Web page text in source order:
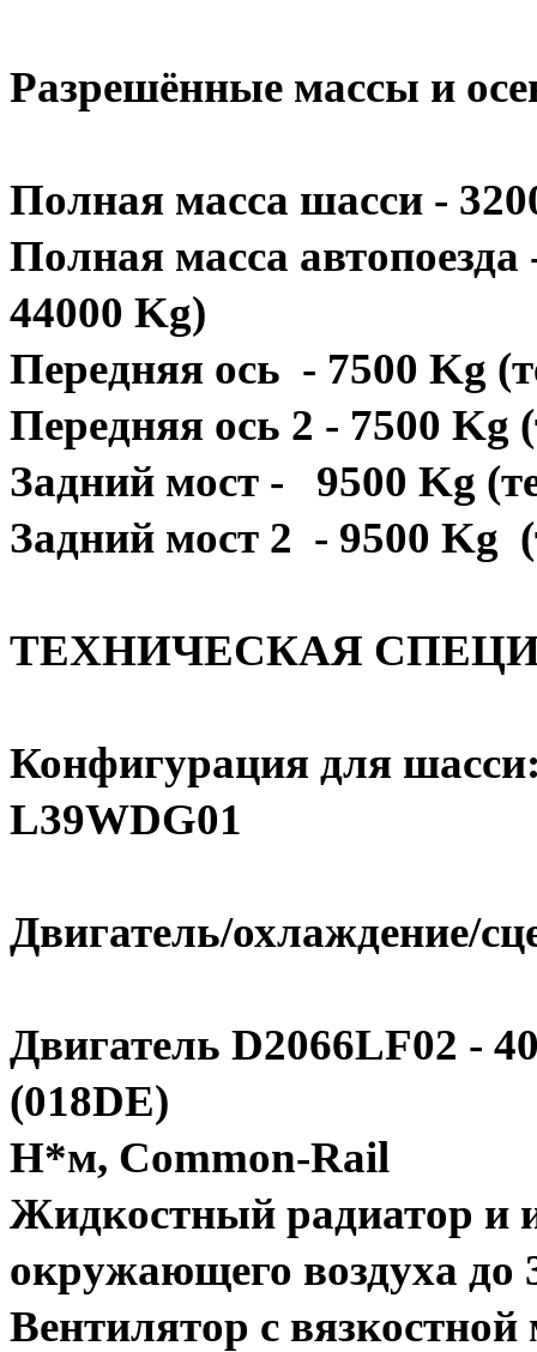
Разрешённые массы и
Полная масса шасси -
Полная масса
44000 Kg)
Передняя ось - 7500 Kg
Передняя ось 2 - 7500 Kg
Задний мост - 9500 Kg
Задний мост 2 - 9500 Kg
ТЕХНИЧЕСКАЯ
Конфигурация для
L39WDG01
Двигатель/охлаждение/
Двигатель D2066LF02 -
(018DE)
Н*м, Common-Rail
Жидкостный радиатор и
окружающего воздуха до
Вентилятор с